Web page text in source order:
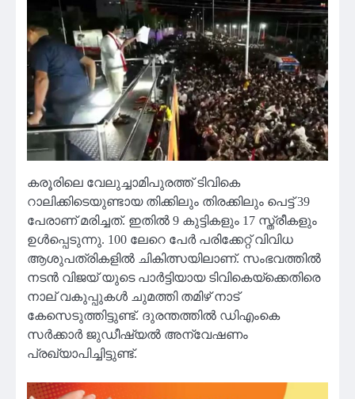
കരൂരിലെ വേലുച്ചാമിപുരത്ത് ടിവികെ
റാലിക്കിടെയുണ്ടായ തിക്കിലും തിരക്കിലും പെട്ട് 39
പേരാണ് മരിച്ചത്. ഇതില്‍ 9 കുട്ടികളും 17 സ്ത്രീകളും
ഉള്‍പ്പെടുന്നു. 100 ലേറെ പേര്‍ പരിക്കേറ്റ് വിവിധ
ആശുപത്രികളില്‍ ചികിത്സയിലാണ്. സംഭവത്തില്‍
നടന്‍ വിജയ് യുടെ പാര്‍ട്ടിയായ ടിവികെയ്ക്കെതിരെ
നാല് വകുപ്പുകള്‍ ചുമത്തി തമിഴ് നാട്
കേസെടുത്തിട്ടുണ്ട്. ദുരന്തത്തിൽ ഡിഎംകെ
സർക്കാർ ജുഡീഷ്യൽ അന്വേഷണം
പ്രഖ്യാപിച്ചിട്ടുണ്ട്.